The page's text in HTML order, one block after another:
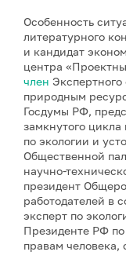
Особенность
литературного
и кандидат
центра
член Экспертного
природным
Госдумы РФ,
замкнутого цикла
по экологии и
Общественной
научно-
президент
работодателей в
эксперт по
Президенте РФ
правам человека,